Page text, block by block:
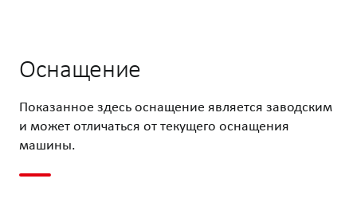
Оснащение
Показанное здесь оснащение является заводским
и может отличаться от текущего оснащения
машины.